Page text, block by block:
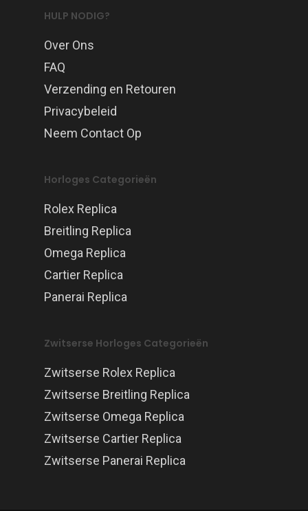
HULP NODIG?
Over Ons
FAQ
Verzending en Retouren
Privacybeleid
Neem Contact Op
Horloges Categorieën
Rolex Replica
Breitling Replica
Omega Replica
Cartier Replica
Panerai Replica
Zwitserse Horloges Categorieën
Zwitserse Rolex Replica
Zwitserse Breitling Replica
Zwitserse Omega Replica
Zwitserse Cartier Replica
Zwitserse Panerai Replica